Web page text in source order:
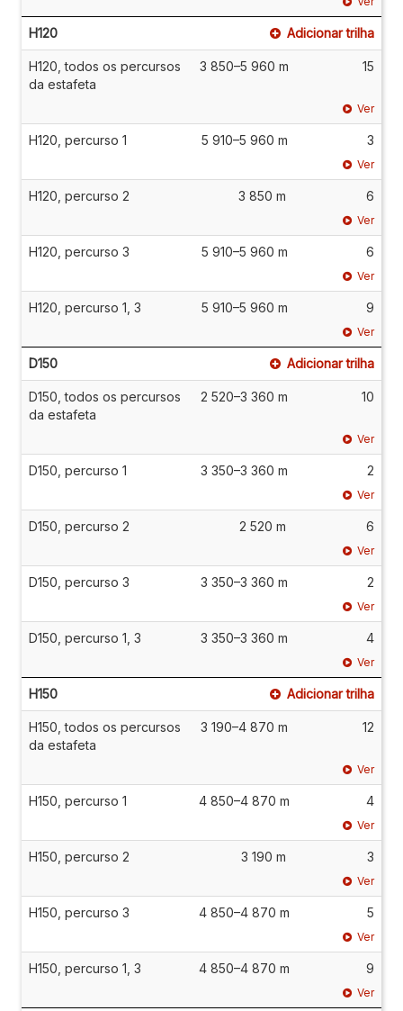
H120 Adicionar trilha
H120, todos os percursos
da estafeta
3 850–5 960 m 15
Ver
H120, percurso 1 5 910–5 960 m 3
Ver
H120, percurso 2 3 850 m 6
Ver
H120, percurso 3 5 910–5 960 m 6
Ver
H120, percurso 1, 3 5 910–5 960 m 9
Ver
D150 Adicionar trilha
D150, todos os percursos
da estafeta
2 520–3 360 m 10
Ver
D150, percurso 1 3 350–3 360 m 2
Ver
D150, percurso 2 2 520 m 6
Ver
D150, percurso 3 3 350–3 360 m 2
Ver
D150, percurso 1, 3 3 350–3 360 m 4
Ver
H150 Adicionar trilha
H150, todos os percursos
da estafeta
3 190–4 870 m 12
Ver
H150, percurso 1 4 850–4 870 m 4
Ver
H150, percurso 2 3 190 m 3
Ver
H150, percurso 3 4 850–4 870 m 5
Ver
H150, percurso 1, 3 4 850–4 870 m 9
Ver